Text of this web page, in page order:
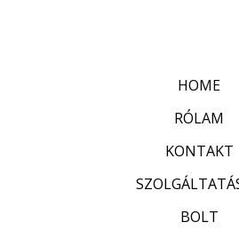
HOME
RÓLAM
KONTAKT
BOLT